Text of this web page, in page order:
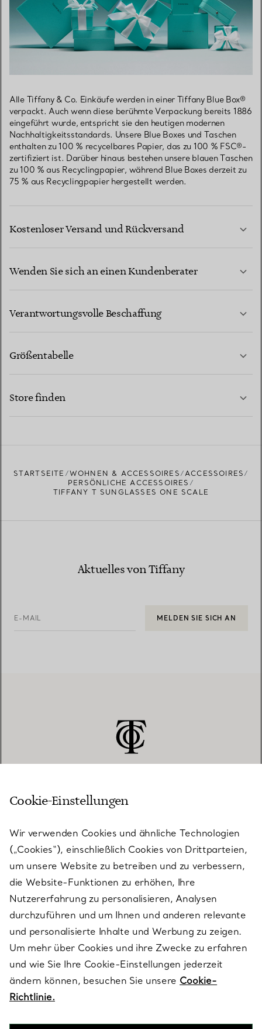
Alle Tiffany & Co. Einkäufe werden in einer Tiffany Blue Box®
verpackt. Auch wenn diese berühmte Verpackung bereits 1886
eingeführt wurde, entspricht sie den heutigen modernen
Nachhaltigkeitsstandards. Unsere Blue Boxes und Taschen
enthalten zu 100 % recycelbares Papier, das zu 100 % FSC®-
zertifiziert ist. Darüber hinaus bestehen unsere blauen Taschen
zu 100 % aus Recyclingpapier, während Blue Boxes derzeit zu
75 % aus Recyclingpapier hergestellt werden.
Kostenloser Versand und Rückversand
Wenden Sie sich an einen Kundenberater
Verantwortungsvolle Beschaffung
Größentabelle
Store finden
STARTSEITE WOHNEN & ACCESSOIRES
ACCESSOIRES
PERSÖNLICHE ACCESSOIRES
TIFFANY T SUNGLASSES ONE SCALE
Aktuelles von Tiffany
E-MAIL MELDEN SIE SICH AN
KUNDENSERVICE
SERVICES
ÜBER TIFFANY & CO.
RECHTLICHE HINWEISE
FOLGEN SIE UNS
Cookie-Einstellungen
Wir verwenden Cookies und ähnliche Technologien
(„Cookies“), einschließlich Cookies von Drittparteien,
um unsere Website zu betreiben und zu verbessern,
die Website-Funktionen zu erhöhen, Ihre
Nutzererfahrung zu personalisieren, Analysen
durchzuführen und um Ihnen und anderen relevante
und personalisierte Inhalte und Werbung zu zeigen.
Um mehr über Cookies und ihre Zwecke zu erfahren
und wie Sie Ihre Cookie-Einstellungen jederzeit
ändern können, besuchen Sie unsere Cookie-
Richtlinie.